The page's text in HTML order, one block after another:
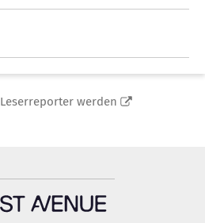
Leserreporter werden